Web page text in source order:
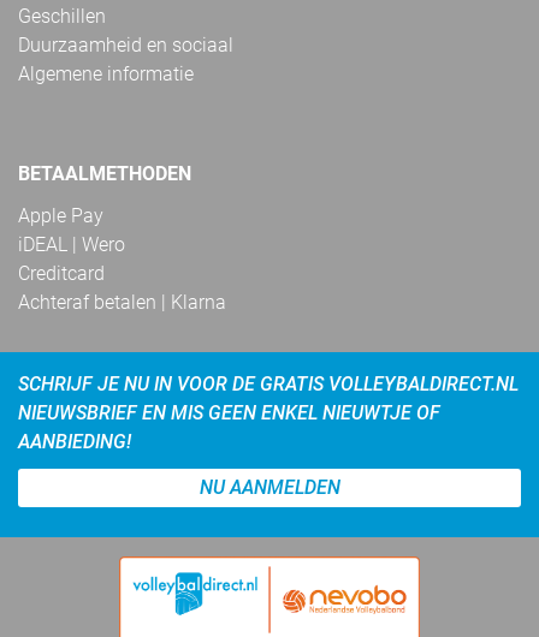
Geschillen
Duurzaamheid en sociaal
Algemene informatie
BETAALMETHODEN
Apple Pay
iDEAL | Wero
Creditcard
Achteraf betalen | Klarna
SCHRIJF JE NU IN VOOR DE GRATIS VOLLEYBALDIRECT.NL
NIEUWSBRIEF EN MIS GEEN ENKEL NIEUWTJE OF
AANBIEDING!
NU AANMELDEN